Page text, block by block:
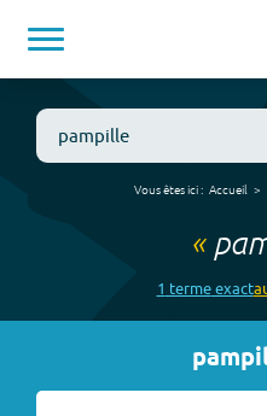
Vous êtes ici : Accueil
«
1 termeexact